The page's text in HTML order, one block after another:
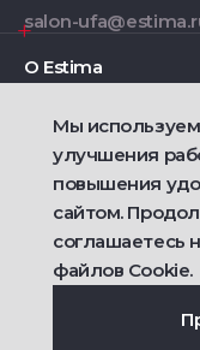
salon-
О Estima
Дизайнерам
Фирменные салоны
2021 — 2026 ©
Политика
Договор
Ametist IT
Мы
улучшения
повышения
сайтом.
соглашаетесь
файлов Cookie.